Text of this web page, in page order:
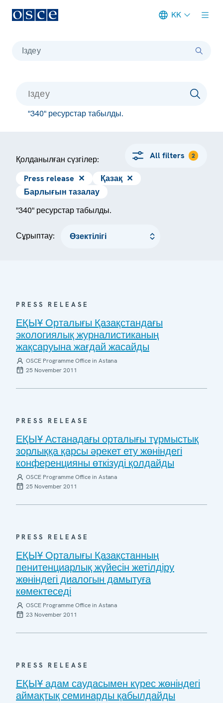
KK
Іздеу
"340" ресурстар табылды.
Қолданылған сүзгілер: All filters 2
Press release ✕ Қазақ ✕
Барлығын тазалау
"340" ресурстар табылды.
Сұрыптау:
PRESS RELEASE
ЕҚЫҰ Орталығы Қазақстандағы
экологиялық журналистиканың
жақсаруына жағдай жасайды
OSCE Programme Office in Astana
25 November 2011
PRESS RELEASE
ЕҚЫҰ Астанадағы орталығы тұрмыстық
зорлыққа қарсы әрекет ету жөніндегі
конференцияны өткізуді қолдайды
OSCE Programme Office in Astana
25 November 2011
PRESS RELEASE
ЕҚЫҰ Орталығы Қазақстанның
пенитенциарлық жүйесін жетілдіру
жөніндегі диалогын дамытуға
көмектеседі
OSCE Programme Office in Astana
23 November 2011
PRESS RELEASE
ЕҚЫҰ адам саудасымен күрес жөніндегі
аймақтық семинарды қабылдайды